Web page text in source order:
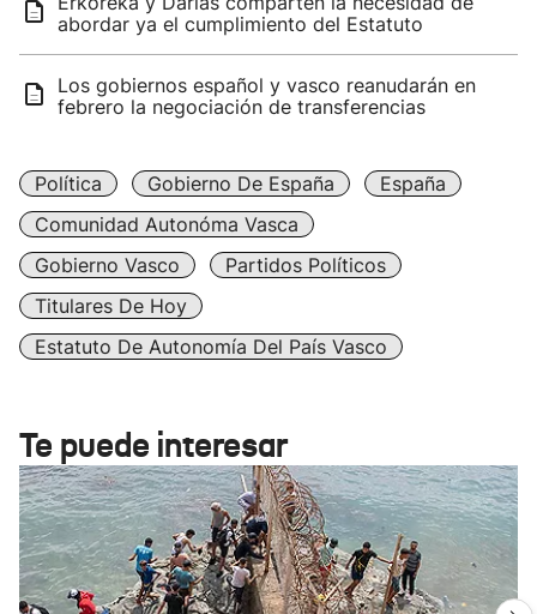
abordar ya el cumplimiento del Estatuto
Los gobiernos español y vasco reanudarán en
febrero la negociación de transferencias
Política Gobierno De España
España
Comunidad Autonóma Vasca
Gobierno Vasco
Partidos Políticos
Titulares De Hoy
Estatuto De Autonomía Del País Vasco
Te puede interesar